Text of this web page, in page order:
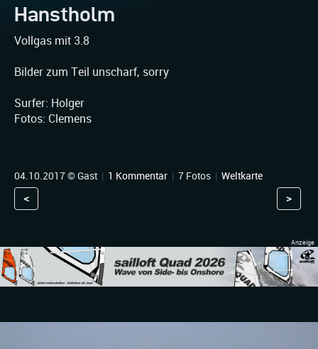
Hanstholm
Vollgas mit 3.8
Bilder zum Teil unscharf, sorry
Surfer: Holger
Fotos: Clemens
04.10.2017 © Gast | 1 Kommentar | 7 Fotos | Weltkarte
< >